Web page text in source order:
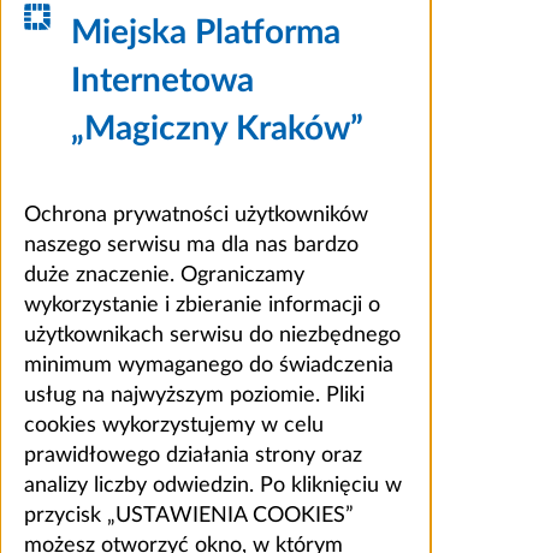
Miejska Platforma
Internetowa
„Magiczny Kraków”
Ochrona prywatności użytkowników
naszego serwisu ma dla nas bardzo
duże znaczenie. Ograniczamy
wykorzystanie i zbieranie informacji o
użytkownikach serwisu do niezbędnego
minimum wymaganego do świadczenia
usług na najwyższym poziomie. Pliki
cookies wykorzystujemy w celu
prawidłowego działania strony oraz
analizy liczby odwiedzin. Po kliknięciu w
przycisk „USTAWIENIA COOKIES”
możesz otworzyć okno, w którym